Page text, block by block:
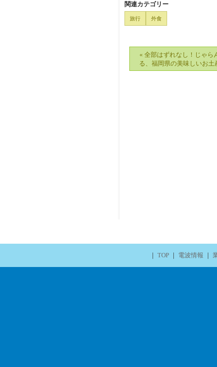
関連カテゴリー
旅行 外食
« 全部はずれなし！じゃら
る、福岡県の美味しいお土
｜ TOP｜ 電波情報 ｜